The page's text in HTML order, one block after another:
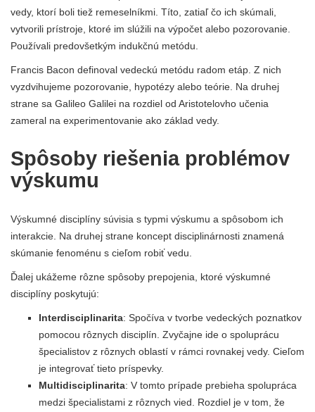
vedy, ktorí boli tiež remeselníkmi. Títo, zatiaľ čo ich skúmali,
vytvorili prístroje, ktoré im slúžili na výpočet alebo pozorovanie.
Používali predovšetkým indukčnú metódu.
Francis Bacon definoval vedeckú metódu radom etáp. Z nich
vyzdvihujeme pozorovanie, hypotézy alebo teórie. Na druhej
strane sa Galileo Galilei na rozdiel od Aristotelovho učenia
zameral na experimentovanie ako základ vedy.
Spôsoby riešenia problémov
výskumu
Výskumné disciplíny súvisia s typmi výskumu a spôsobom ich
interakcie. Na druhej strane koncept disciplinárnosti znamená
skúmanie fenoménu s cieľom robiť vedu.
Ďalej ukážeme rôzne spôsoby prepojenia, ktoré výskumné
disciplíny poskytujú:
Interdisciplinarita: Spočíva v tvorbe vedeckých poznatkov
pomocou rôznych disciplín. Zvyčajne ide o spoluprácu
špecialistov z rôznych oblastí v rámci rovnakej vedy. Cieľom
je integrovať tieto príspevky.
Multidisciplinarita: V tomto prípade prebieha spolupráca
medzi špecialistami z rôznych vied. Rozdiel je v tom, že